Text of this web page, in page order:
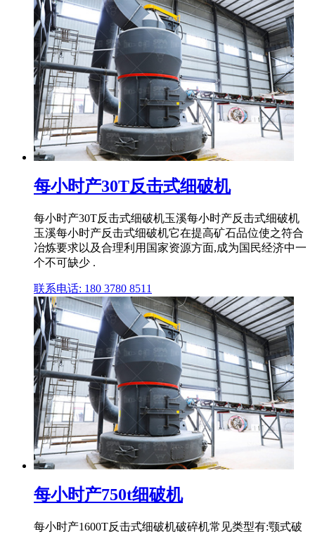
每小时产30T反击式细破机
每小时产30T反击式细破机玉溪每小时产反击式细破机
玉溪每小时产反击式细破机它在提高矿石品位使之符合
冶炼要求以及合理利用国家资源方面,成为国民经济中一
个不可缺少 .
联系电话: 180 3780 8511
每小时产750t细破机
每小时产1600T反击式细破机破碎机常见类型有:颚式破